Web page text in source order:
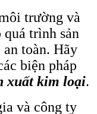
trường và
quá trình sản
toàn. Hãy
biện pháp
xuất kim loại.
và công ty